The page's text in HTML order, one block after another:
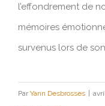
l’effondrement de
mémoires
survenus lors de
Par Yann Desbrosses